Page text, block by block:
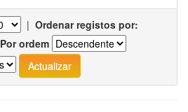
| Ordenar registos por:
Por ordem